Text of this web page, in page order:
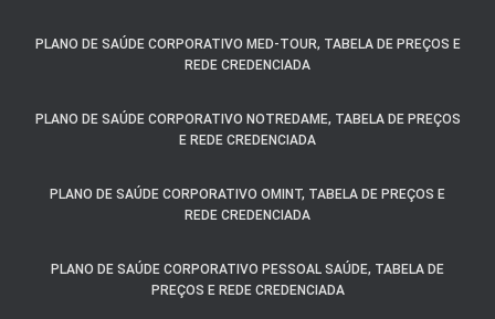
PLANO DE SAÚDE CORPORATIVO MED-TOUR, TABELA DE PREÇOS E
REDE CREDENCIADA
PLANO DE SAÚDE CORPORATIVO NOTREDAME, TABELA DE PREÇOS
E REDE CREDENCIADA
PLANO DE SAÚDE CORPORATIVO OMINT, TABELA DE PREÇOS E
REDE CREDENCIADA
PLANO DE SAÚDE CORPORATIVO PESSOAL SAÚDE, TABELA DE
PREÇOS E REDE CREDENCIADA